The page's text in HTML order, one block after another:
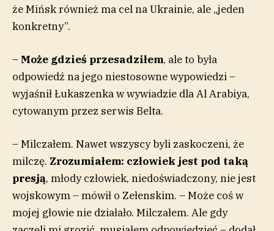
że Mińsk również ma cel na Ukrainie, ale „jeden
konkretny”.
– Może gdzieś przesadziłem, ale to była
odpowiedź na jego niestosowne wypowiedzi –
wyjaśnił Łukaszenka w wywiadzie dla Al Arabiya,
cytowanym przez serwis Belta.
– Milczałem. Nawet wszyscy byli zaskoczeni, że
milczę. Zrozumiałem: człowiek jest pod taką
presją, młody człowiek, niedoświadczony, nie jest
wojskowym – mówił o Zełenskim. – Może coś w
mojej głowie nie działało. Milczałem. Ale gdy